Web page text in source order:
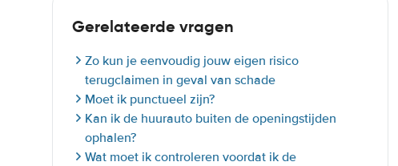
Gerelateerde vragen
Zo kun je eenvoudig jouw eigen risico
terugclaimen in geval van schade
Moet ik punctueel zijn?
Kan ik de huurauto buiten de openingstijden
ophalen?
Wat moet ik controleren voordat ik de